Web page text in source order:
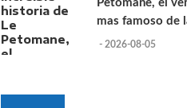
Petomane, el
mas famoso de
- 2026-08-05